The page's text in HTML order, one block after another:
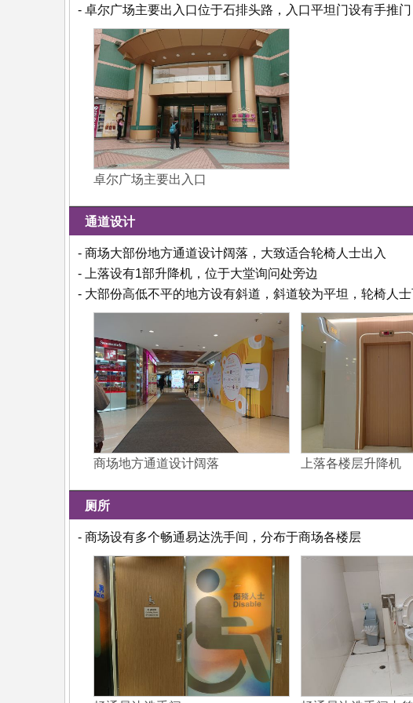
- 卓尔广场主要出入口位于石排头路，入口平坦门设有手推门
卓尔广场主要出入口
通道设计
- 商场大部份地方通道设计阔落，大致适合轮椅人士出入
- 上落设有1部升降机，位于大堂询问处旁边
- 大部份高低不平的地方设有斜道，斜道较为平坦，轮椅人
商场地方通道设计阔落 上落各楼层升降机
厕所
- 商场设有多个畅通易达洗手间，分布于商场各楼层